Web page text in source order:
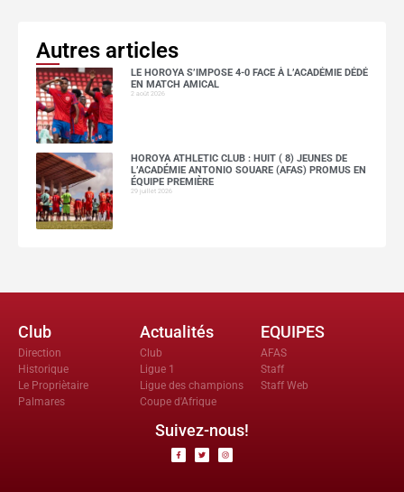
Autres articles
LE HOROYA S’IMPOSE 4-0 FACE À L’ACADÉMIE DÉDÉ
EN MATCH AMICAL
2 août 2026
HOROYA ATHLETIC CLUB : HUIT ( 8) JEUNES DE
L’ACADÉMIE ANTONIO SOUARE (AFAS) PROMUS EN
ÉQUIPE PREMIÈRE
29 juillet 2026
Club
Direction
Historique
Le Propriètaire
Palmares
Actualités
Club
Ligue 1
Ligue des champions
Coupe d'Afrique
EQUIPES
AFAS
Staff
Staff Web
Suivez-nous!